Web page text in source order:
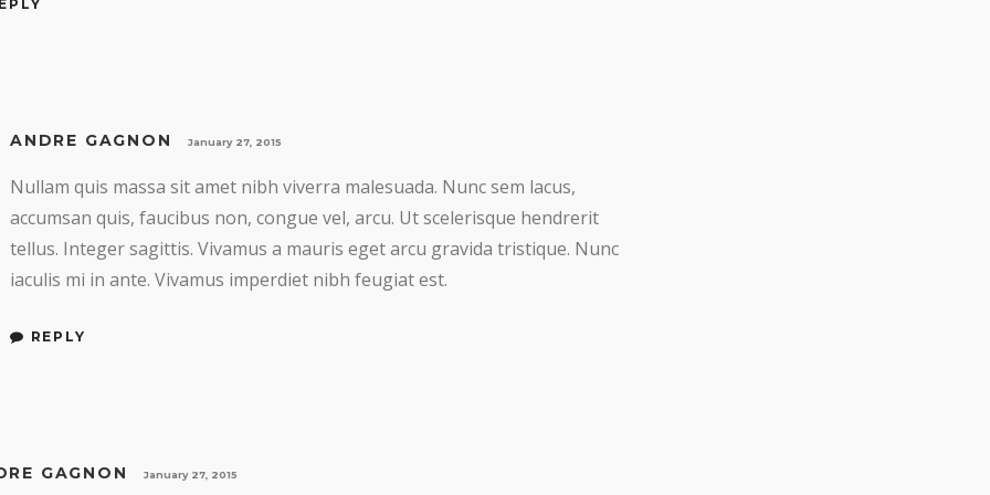
ANDRE GAGNON January 27, 2015
Nullam quis massa sit amet nibh viverra malesuada. Nunc sem lacus,
accumsan quis, faucibus non, congue vel, arcu. Ut scelerisque hendrerit
tellus. Integer sagittis. Vivamus a mauris eget arcu gravida tristique. Nunc
iaculis mi in ante. Vivamus imperdiet nibh feugiat est.
REPLY
GAGNON January 27, 2015